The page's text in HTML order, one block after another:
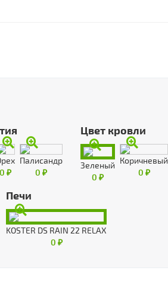
0 ₽
Палисандр
0 ₽
Цвет кровли
Зеленый
0 ₽
Коричневый
0 ₽
Печи
KOSTER DS RAIN 22 RELAX
0 ₽